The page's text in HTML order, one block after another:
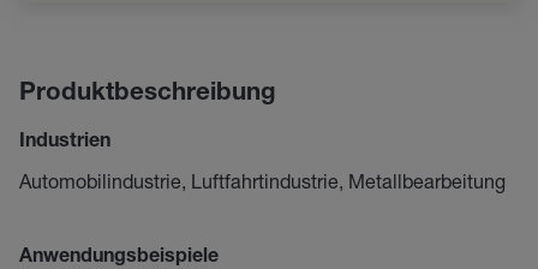
Produktbeschreibung
Industrien
Automobilindustrie, Luftfahrtindustrie, Metallbearbeitung
Anwendungsbeispiele